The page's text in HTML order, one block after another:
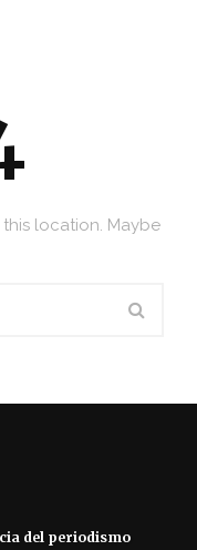
location. Maybe
del periodismo